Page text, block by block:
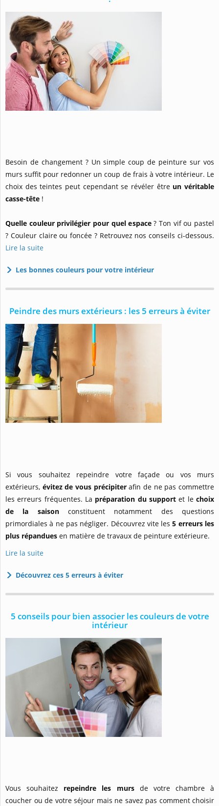
Besoin de changement ? Un simple coup de peinture sur vos
murs suffit pour redonner un coup de frais à votre intérieur. Le
choix des teintes peut cependant se révéler être un véritable
casse-tête !
Quelle couleur privilégier pour quel espace? Ton vif ou pastel
? Couleur claire ou foncée ? Retrouvez nos conseils ci-dessous.
Lire la suite
Les bonnes couleurs pour votre intérieur
Peindre des murs extérieurs : les 5 erreurs à éviter
Si vous souhaitez repeindre votre façade ou vos murs
extérieurs, évitez de vous précipiterafin de ne pas commettre
les erreurs fréquentes. La préparation du supportet lechoix
de la saison constituent notamment des questions
primordiales à ne pas négliger. Découvrez vite les5 erreurs les
plus répandues en matière de travaux de peinture extérieure.
Lire la suite
Découvrez ces 5 erreurs à éviter
5 conseils pour bien associer les couleurs de votre
intérieur
Vous souhaitez repeindre les mursde votre chambre à
coucher ou de votre séjour mais ne savez pas comment choisir